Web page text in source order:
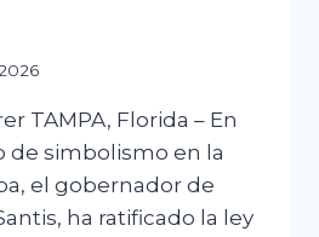
TAMPA, Florida – En
de simbolismo en la
el gobernador de
ha ratificado la ley